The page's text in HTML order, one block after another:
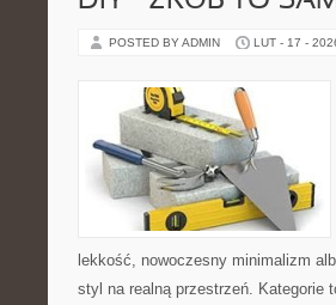
POSTED BY ADMIN LUT - 17 -
lekkość, nowoczesny minimalizm
styl na realną przestrzeń. Kategorie